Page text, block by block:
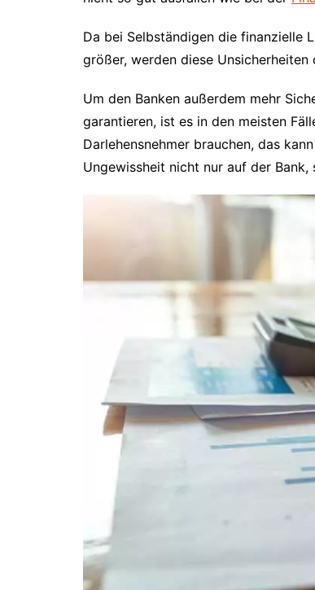
Da bei Selbständigen die finanzielle
größer, werden diese Unsicherheiten
Um den Banken außerdem mehr
garantieren, ist es in den meisten
Darlehensnehmer brauchen, das
Ungewissheit nicht nur auf der